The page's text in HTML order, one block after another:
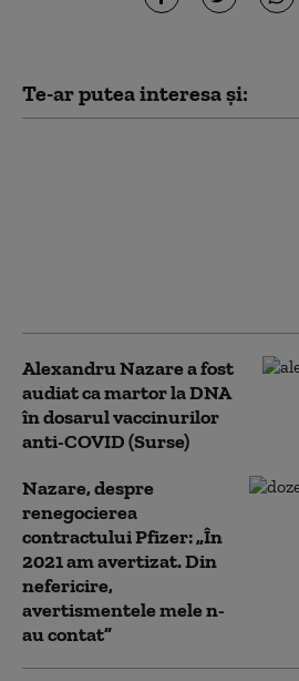
Te-ar putea interesa și:
Alexandru Nazare a fost
audiat ca martor la DNA
în dosarul vaccinurilor
anti-COVID (Surse)
Nazare, despre
renegocierea
contractului Pfizer: „În
2021 am avertizat. Din
nefericire,
avertismentele mele n-
au contat”